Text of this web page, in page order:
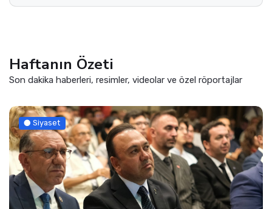
Haftanın Özeti
Son dakika haberleri, resimler, videolar ve özel röportajlar
Siyaset